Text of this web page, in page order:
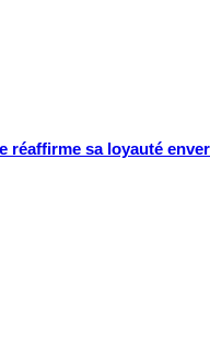
réaffirme sa loyauté